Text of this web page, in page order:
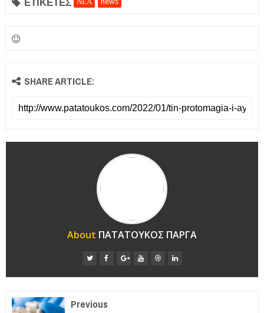
SHARE ARTICLE:
About ΠΑΤΑΤΟΥΚΟΣ ΠΑΡΓΑ
Previous